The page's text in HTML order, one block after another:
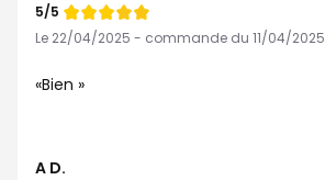
pour
afficher
Note
de
5/5
Le 22/04/2025 - commande du 11/04/2025
Bien
A D.